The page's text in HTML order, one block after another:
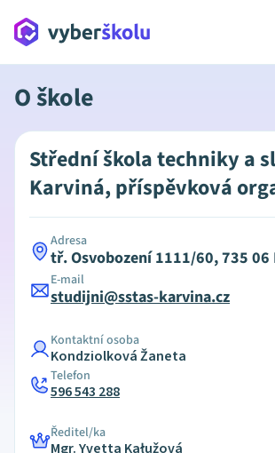
O škole
Střední škola techniky a
Karviná, příspěvková
Adresa
tř. Osvobození 1111/60, 735 06
E-mail
studijni@sstas-karvina.cz
Kontaktní osoba
Kondziolková Žaneta
Telefon
596 543 288
Ředitel/ka
Mgr. Yvetta Kałužová